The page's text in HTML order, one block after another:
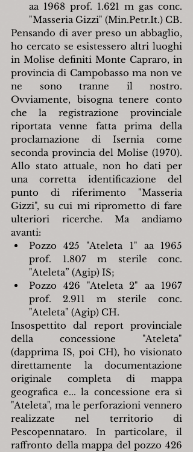
aa 1968 prof. 1.621 m gas conc.
"Masseria Gizzi" (Min.Petr.It.) CB.
Pensando di aver preso un abbaglio,
ho cercato se esistessero altri luoghi
in Molise definiti Monte Capraro, in
provincia di Campobasso ma non ve
ne sono tranne il nostro.
Ovviamente, bisogna tenere conto
che la registrazione provinciale
riportata venne fatta prima della
proclamazione di Isernia come
seconda provincia del Molise (1970).
Allo stato attuale, non ho dati per
una corretta identificazione del
punto di riferimento "Masseria
Gizzi", su cui mi riprometto di fare
ulteriori ricerche. Ma andiamo
avanti:
Pozzo 425 "Ateleta 1" aa 1965
prof. 1.807 m sterile conc.
"Ateleta” (Agip) IS;
Pozzo 426 "Ateleta 2" aa 1967
prof. 2.911 m sterile conc.
"Ateleta" (Agip) CH.
Insospettito dal report provinciale
della concessione "Ateleta"
(dapprima IS, poi CH), ho visionato
direttamente la documentazione
originale completa di mappa
geografica e... la concessione era sì
"Ateleta", ma le perforazioni vennero
realizzate nel territorio di
Pescopennataro. In particolare, il
raffronto della mappa del pozzo 426